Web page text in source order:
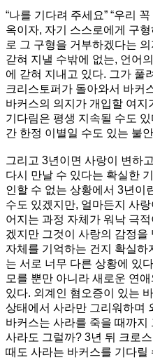
“나를 기다려 주세요” “우리
옥이자, 자기 스스로에게 구
로 그 구형을 거부하겠다는
갇혀 지낼 수밖에 없는, 언어
에 갇혀 지내고 있다. 그가 풀
크리스토퍼가 돌아와서 바커
바커스의 의지가 개입할 여지
기다림은 평생 지속될 수도
간 한정 이별일 수도 있는 불
그리고 3년이면 사랑이 변하
다시 만날 수 있다는 확실한
인할 수 없는 상황에서 3년이
수도 있겠지만, 얼마든지 사
어지는 과정 자체가 워낙 극
겠지만 그것이 사랑의 감정
자체를 기억하는 건지 확실
는 서로 너무 다른 상황에 있
모를 뿐만 아니라 새로운 연
있다. 외계인 혐오증이 있는
상태에서 사라만 그리워하며
바커스는 사라를 죽을 때까
사라도 그럴까? 3년 뒤 크로
때도 사라는 바커스를 기다릴